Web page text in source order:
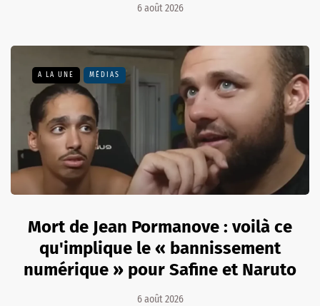
6 août 2026
A LA UNE MÉDIAS
Mort de Jean Pormanove : voilà ce
qu'implique le « bannissement
numérique » pour Safine et Naruto
6 août 2026